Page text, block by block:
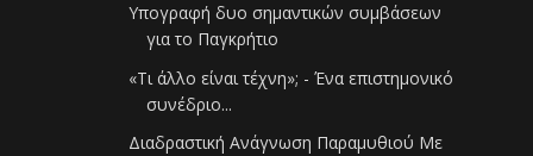
Υπογραφή δυο σημαντικών συμβάσεων
για το Παγκρήτιο
«Τι άλλο είναι τέχνη»; - Ένα επιστημονικό
συνέδριο...
Διαδραστική Ανάγνωση Παραμυθιού Με